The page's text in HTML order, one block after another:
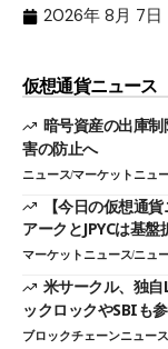
2026年 8月 7日
仮想通貨ニュース
暗号資産の出庫
害の防止へ
ニュースマーケットニュ
【今日の仮想通
アークとJPYCは基盤
マーケットニュースニュ
米サークル、独
ックロックやSBIも
ブロックチェーンニュース